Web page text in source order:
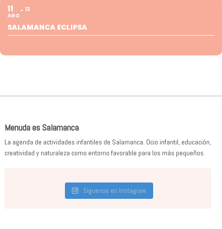
11
AGO
12
SALAMANCA ECLIPSA
Menuda es Salamanca
La agenda de actividades infantiles de Salamanca. Ocio infantil, educación,
creatividad y naturaleza como entorno favorable para los más pequeños.
Síguenos en Instagram